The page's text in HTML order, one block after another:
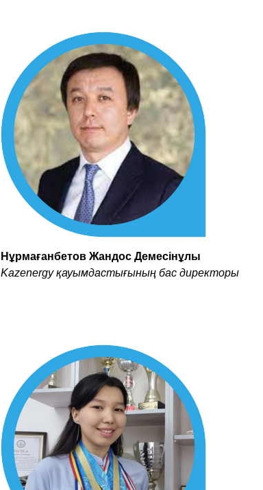
Нұрмағанбетов Жандос Демесінұлы
Kazenergy қауымдастығының бас директоры